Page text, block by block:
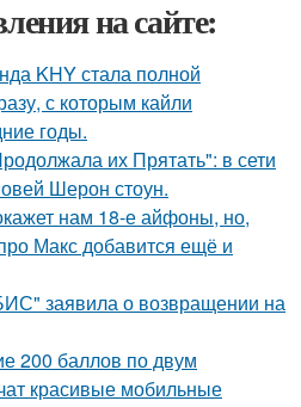
на сайте:
KHY стала полной
с которым кайли
годы.
их Прятать": в сети
Шерон стоун.
нам 18-е айфоны, но,
Макс добавится ещё и
заявила о возвращении на
200 баллов по двум
красивые мобильные